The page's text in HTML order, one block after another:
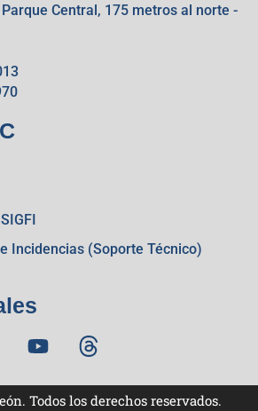
Central, 175 metros al norte -
Incidencias (Soporte Técnico)
Todos los derechos reservados.